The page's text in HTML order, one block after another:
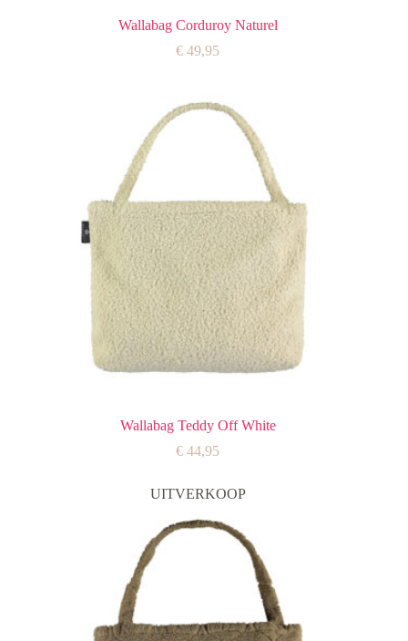
Wallabag Corduroy Naturel
€ 49,95
Wallabag Teddy Off White
€ 44,95
UITVERKOOP